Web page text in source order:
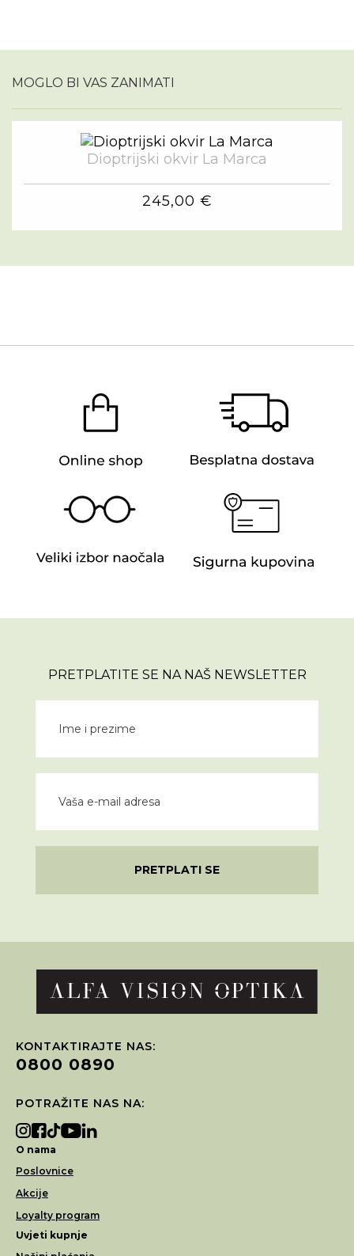
MOGLO BI VAS ZANIMATI
Dioptrijski okvir La Marca
245,00 €
PRETPLATITE SE NA NAŠ NEWSLETTER
PRETPLATI SE
KONTAKTIRAJTE NAS:
0800 0890
POTRAŽITE NAS NA:
O nama
Poslovnice
Akcije
Loyalty program
Uvjeti kupnje